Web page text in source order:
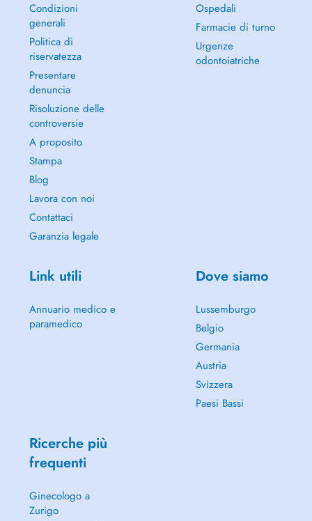
Condizioni
generali
Politica di
riservatezza
Presentare
denuncia
Risoluzione delle
controversie
A proposito
Stampa
Blog
Lavora con noi
Contattaci
Garanzia legale
Ospedali
Farmacie di turno
Urgenze
odontoiatriche
Link utili
Annuario medico e
paramedico
Dove siamo
Lussemburgo
Belgio
Germania
Austria
Svizzera
Paesi Bassi
Ricerche più
frequenti
Ginecologo a
Zurigo